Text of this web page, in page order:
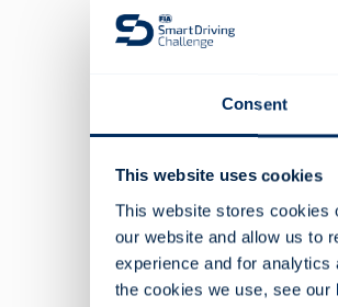
Consent
This website uses cookies
This website stores cookies
our website and allow us to
experience and for analytics
the cookies we use, see our
une relation
forces ont un
Les
les
Une
du chiffre
Un
entreprise,